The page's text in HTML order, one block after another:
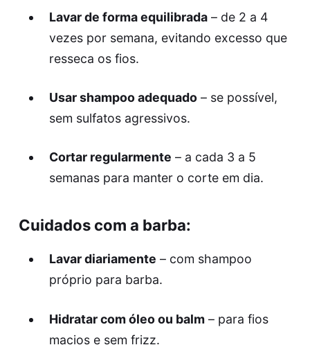
Lavar de forma equilibrada– de 2 a 4
vezes por semana, evitando excesso que
resseca os fios.
Usar shampoo adequado– se possível,
sem sulfatos agressivos.
Cortar regularmente – a cada 3 a 5
semanas para manter o corte em dia.
Cuidados com a barba:
Lavar diariamente – com shampoo
próprio para barba.
Hidratar com óleo ou balm– para fios
macios e sem frizz.